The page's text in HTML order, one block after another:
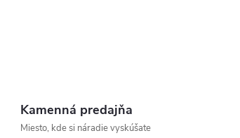
Kamenná predajňa
Miesto, kde si náradie vyskúšate